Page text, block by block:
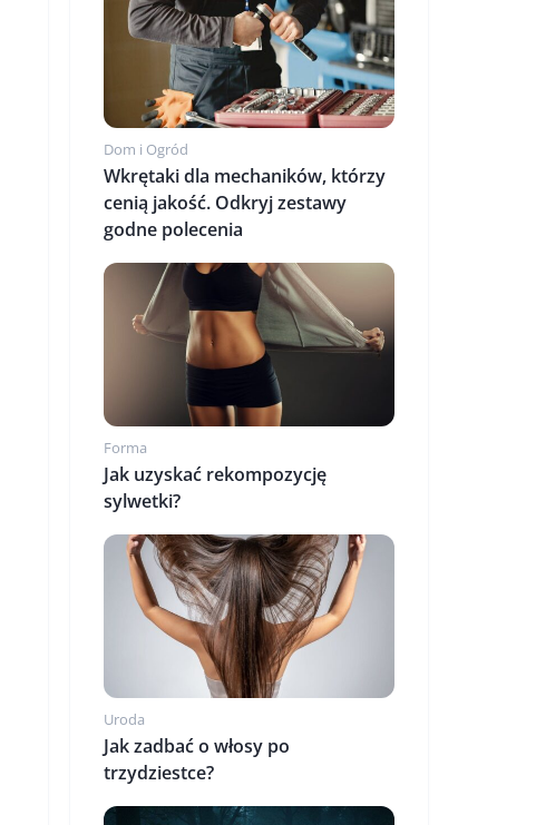
Dom i Ogród
Wkrętaki dla mechaników, którzy
cenią jakość. Odkryj zestawy
godne polecenia
Forma
Jak uzyskać rekompozycję
sylwetki?
Uroda
Jak zadbać o włosy po
trzydziestce?